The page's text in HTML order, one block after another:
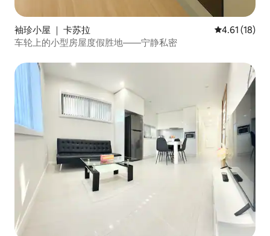
袖珍小屋 ｜ 卡苏拉 平均评分
4.61 (18)
车轮上的小型房屋度假胜地——宁静私密